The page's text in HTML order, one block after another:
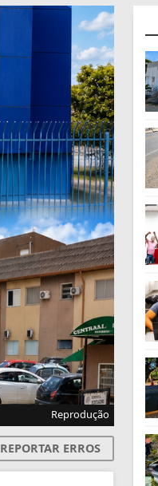
Reprodução
REPORTAR ERROS